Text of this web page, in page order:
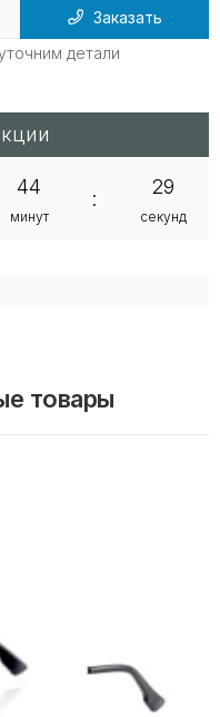
Заказать
детали
44
минут
:
28
секунд
товары